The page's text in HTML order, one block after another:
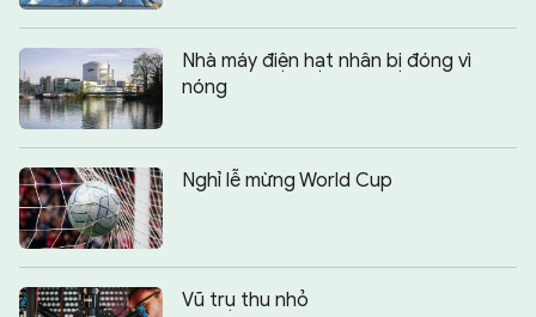
Nhà máy điện hạt nhân bị đóng vì
nóng
Nghỉ lễ mừng World Cup
Vũ trụ thu nhỏ